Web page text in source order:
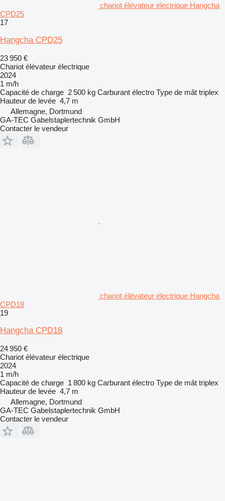
chariot élévateur électrique Hangcha
CPD25
17
Hangcha CPD25
23 950 €
Chariot élévateur électrique
2024
1 m/h
Capacité de charge 2 500 kg Carburant électro Type de mât triplex
Hauteur de levée 4,7 m
Allemagne, Dortmund
GA-TEC Gabelstaplertechnik GmbH
Contacter le vendeur
chariot élévateur électrique Hangcha
CPD18
19
Hangcha CPD18
24 950 €
Chariot élévateur électrique
2024
1 m/h
Capacité de charge 1 800 kg Carburant électro Type de mât triplex
Hauteur de levée 4,7 m
Allemagne, Dortmund
GA-TEC Gabelstaplertechnik GmbH
Contacter le vendeur